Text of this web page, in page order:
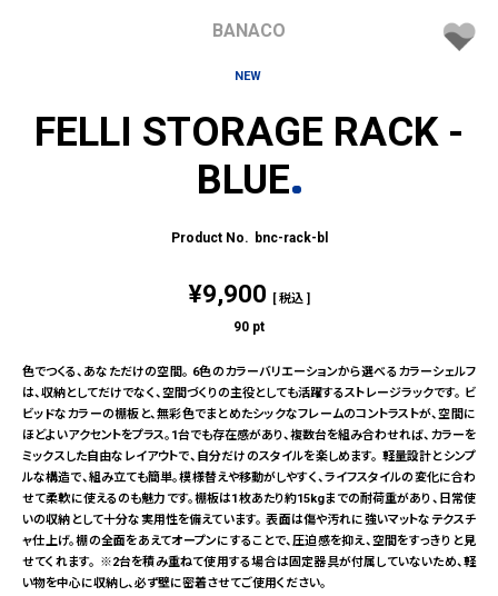
BANACO
NEW
FELLI STORAGE RACK -
BLUE
bnc-rack-bl
¥9,900 税込
90 pt
色でつくる、あなただけの空間。 6色のカラーバリエーションから選べるカラーシェルフ
は、収納としてだけでなく、空間づくりの主役としても活躍するストレージラックです。 ビ
ビッドなカラーの棚板と、無彩色でまとめたシックなフレームのコントラストが、空間に
ほどよいアクセントをプラス。1台でも存在感があり、複数台を組み合わせれば、カラーを
ミックスした自由なレイアウトで、自分だけのスタイルを楽しめます。 軽量設計とシンプ
ルな構造で、組み立ても簡単。模様替えや移動がしやすく、ライフスタイルの変化に合わ
せて柔軟に使えるのも魅力です。棚板は1枚あたり約15kgまでの耐荷重があり、日常使
いの収納として十分な実用性を備えています。 表面は傷や汚れに強いマットなテクスチ
ャ仕上げ。棚の全面をあえてオープンにすることで、圧迫感を抑え、空間をすっきりと見
せてくれます。 ※2台を積み重ねて使用する場合は固定器具が付属していないため、軽
い物を中心に収納し、必ず壁に密着させてご使用ください。